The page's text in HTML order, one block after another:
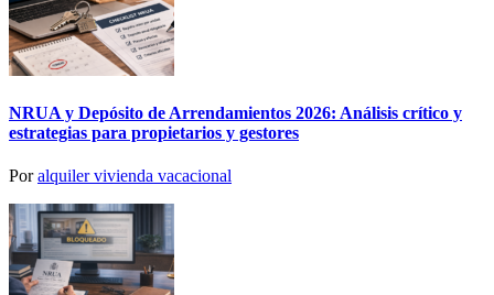
NRUA y Depósito de Arrendamientos 2026: Análisis crítico y
estrategias para propietarios y gestores
Poralquiler vivienda vacacional